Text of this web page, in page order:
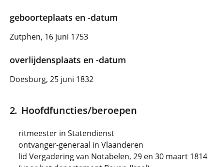
geboorteplaats en -datum
Zutphen, 16 juni 1753
overlijdensplaats en -datum
Doesburg, 25 juni 1832
Hoofdfuncties/beroepen
ritmeester in Statendienst
ontvanger-generaal in Vlaanderen
lid Vergadering van Notabelen, 29 en 30 maart 1814